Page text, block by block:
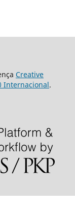
Creative
Internacional.